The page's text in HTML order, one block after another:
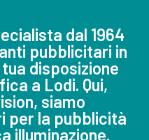
dal 1964
pubblicitari in
disposizione
a Lodi. Qui,
siamo
per la pubblicità
illuminazione.